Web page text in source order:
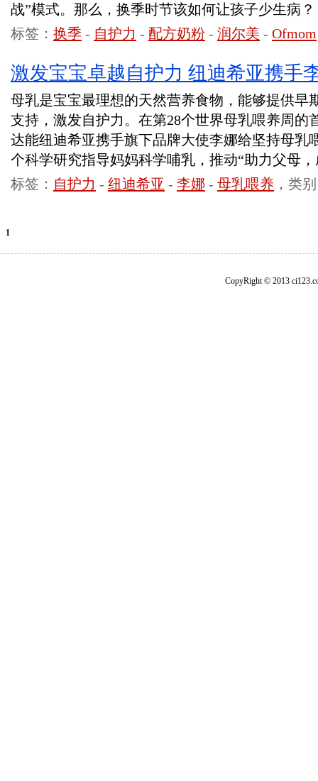
战”模式。那么，换季时节该如何让孩子少生病？
标签： 换季 - 自护力 - 配方奶粉 - 润尔美 - Ofmom
激发宝宝卓越自护力 纽迪希亚携手
母乳是宝宝最理想的天然营养食物，能够提供早
支持，激发自护力。在第28个世界母乳喂养周的
达能纽迪希亚携手旗下品牌大使李娜给坚持母乳
个科学研究指导妈妈科学哺乳，推动“助力父母
标签： 自护力 - 纽迪希亚 - 李娜 - 母乳喂养 ，类
1
CopyRight © 2013